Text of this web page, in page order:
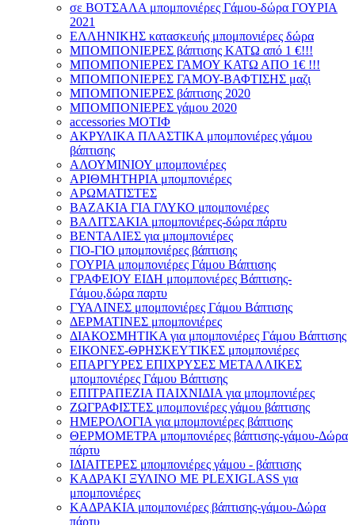
σε ΒΟΤΣΑΛΑ μπομπονιέρες Γάμου-δώρα ΓΟΥΡΙΑ
2021
ΕΛΛΗΝΙΚΗΣ κατασκευής μπομπονιέρες δώρα
ΜΠΟΜΠΟΝΙΕΡΕΣ βάπτισης ΚΑΤΩ από 1 €!!!
ΜΠΟΜΠΟΝΙΕΡΕΣ ΓΑΜΟΥ ΚΑΤΩ ΑΠΟ 1€ !!!
ΜΠΟΜΠΟΝΙΕΡΕΣ ΓΑΜΟΥ-ΒΑΦΤΙΣΗΣ μαζι
ΜΠΟΜΠΟΝΙΕΡΕΣ βάπτισης 2020
ΜΠΟΜΠΟΝΙΕΡΕΣ γάμου 2020
accessories ΜΟΤΙΦ
ΑΚΡΥΛΙΚΑ ΠΛΑΣΤΙΚΑ μπομπονιέρες γάμου
βάπτισης
ΑΛΟΥΜΙΝΙΟΥ μπομπονιέρες
ΑΡΙΘΜΗΤΗΡΙΑ μπομπονιέρες
ΑΡΩΜΑΤΙΣΤΕΣ
ΒΑΖΑΚΙΑ ΓΙΑ ΓΛΥΚΟ μπομπονιέρες
ΒΑΛΙΤΣΑΚΙΑ μπομπονιέρες-δώρα πάρτυ
ΒΕΝΤΑΛΙΕΣ για μπομπονιέρες
ΓΙΟ-ΓΙΟ μπομπονιέρες βάπτισης
ΓΟΥΡΙΑ μπομπονιέρες Γάμου Βάπτισης
ΓΡΑΦΕΙΟΥ ΕΙΔΗ μπομπονιέρες Βάπτισης-
Γάμου,δώρα παρτυ
ΓΥΑΛΙΝΕΣ μπομπονιέρες Γάμου Βάπτισης
ΔΕΡΜΑΤΙΝΕΣ μπομπονιέρες
ΔΙΑΚΟΣΜΗΤΙΚΑ για μπομπονιέρες Γάμου Βάπτισης
ΕΙΚΟΝΕΣ-ΘΡΗΣΚΕΥΤΙΚΕΣ μπομπονιέρες
ΕΠΑΡΓΥΡΕΣ ΕΠΙΧΡΥΣΕΣ ΜΕΤΑΛΛΙΚΕΣ
μπομπονιέρες Γάμου Βάπτισης
ΕΠΙΤΡΑΠΕΖΙΑ ΠΑΙΧΝΙΔΙΑ για μπομπονιέρες
ΖΩΓΡΑΦΙΣΤΕΣ μπομπονιέρες γάμου βάπτισης
ΗΜΕΡΟΛΟΓΙΑ για μπομπονιέρες βάπτισης
ΘΕΡΜΟΜΕΤΡΑ μπομπονιέρες βάπτισης-γάμου-Δώρα
πάρτυ
ΙΔΙΑΙΤΕΡΕΣ μπομπονιέρες γάμου - βάπτισης
ΚΑΔΡΑΚΙ ΞΥΛΙΝΟ ΜΕ PLEXIGLASS για
μπομπονιέρες
ΚΑΔΡΑΚΙΑ μπομπονιέρες βάπτισης-γάμου-Δώρα
πάρτυ